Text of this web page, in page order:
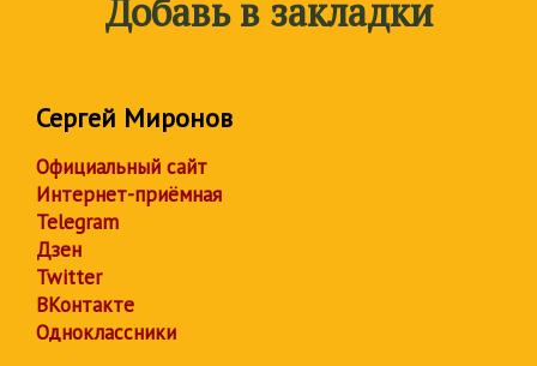
Добавь в закладки
Сергей Миронов
Официальный сайт
Интернет-приёмная
Telegram
Дзен
Twitter
ВКонтакте
Одноклассники